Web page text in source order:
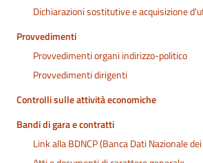
Dichiarazioni sostitutive e acquisizione
Provvedimenti
Provvedimenti organi indirizzo-politico
Provvedimenti dirigenti
Controlli sulle attività economiche
Bandi di gara e contratti
Link alla BDNCP (Banca Dati Nazionale